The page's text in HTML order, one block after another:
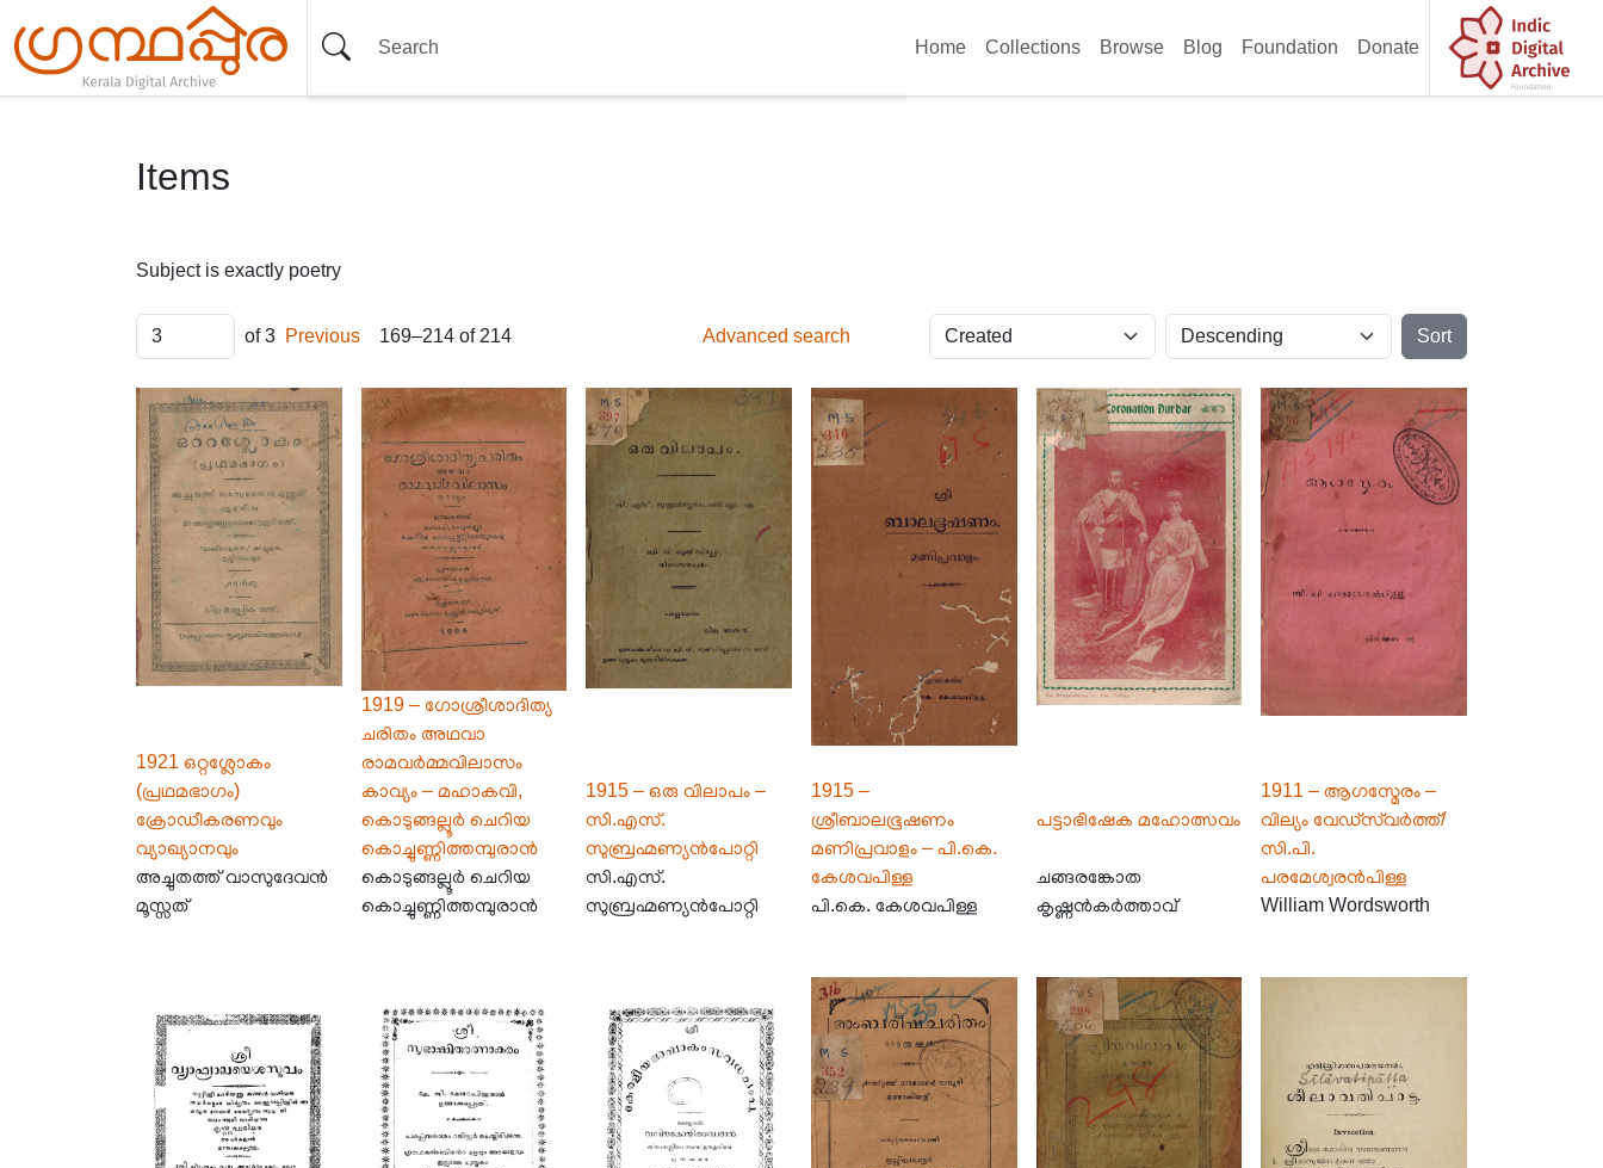
Home Collections Browse Blog Foundation Donate
Items
Subject is exactly poetry
of 3 Previous 169–214 of 214 Advanced search Sort
1921 ഒറ്റശ്ലോകം
(പ്രഥമഭാഗം)
ക്രോഡീകരണവും
വ്യാഖ്യാനവും
അച്ചുതത്ത് വാസുദേവൻ
മൂസ്സത്
1919 – ഗോശ്രീശാദിത്യ
ചരിതം അഥവാ
രാമവർമ്മവിലാസം
കാവ്യം – മഹാകവി,
കൊടുങ്ങല്ലൂർ ചെറിയ
കൊച്ചുണ്ണിത്തമ്പുരാൻ
കൊടുങ്ങല്ലൂർ ചെറിയ
കൊച്ചുണ്ണിത്തമ്പുരാൻ
1915 – ഒരു വിലാപം –
സി.എസ്.
സുബ്രഹ്മണ്യൻപോറ്റി
സി.എസ്.
സുബ്രഹ്മണ്യൻപോറ്റി
1915 –
ശ്രീബാലഭൂഷണം
മണിപ്രവാളം – പി.കെ.
കേശവപിള്ള
പി.കെ. കേശവപിള്ള
പട്ടാഭിഷേക മഹോത്സവം
ചങ്ങരങ്കോത
കൃഷ്ണൻകർത്താവ്
1911 – ആഗസ്മേരം –
വില്യം വേഡ്‌സ്‌വർത്ത്/
സി.പി.
പരമേശ്വരൻപിള്ള
William Wordsworth